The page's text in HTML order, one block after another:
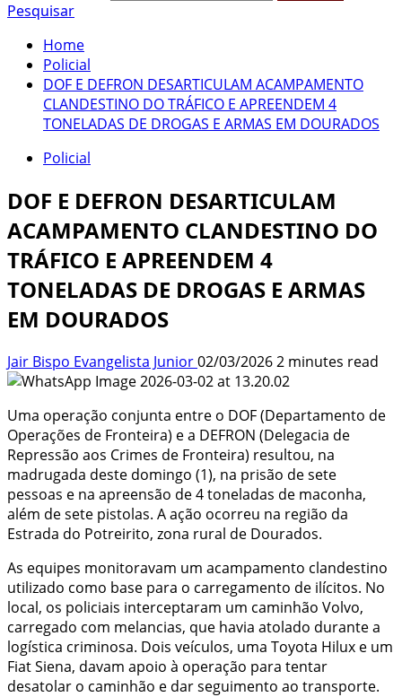
Pesquisar
Home
Policial
DOF E DEFRON DESARTICULAM ACAMPAMENTO
CLANDESTINO DO TRÁFICO E APREENDEM 4
TONELADAS DE DROGAS E ARMAS EM DOURADOS
Policial
DOF E DEFRON DESARTICULAM
ACAMPAMENTO CLANDESTINO DO
TRÁFICO E APREENDEM 4
TONELADAS DE DROGAS E ARMAS
EM DOURADOS
Jair Bispo Evangelista Junior02/03/20262 minutes read
Uma operação conjunta entre o DOF (Departamento de
Operações de Fronteira) e a DEFRON (Delegacia de
Repressão aos Crimes de Fronteira) resultou, na
madrugada deste domingo (1), na prisão de sete
pessoas e na apreensão de 4 toneladas de maconha,
além de sete pistolas. A ação ocorreu na região da
Estrada do Potreirito, zona rural de Dourados.
As equipes monitoravam um acampamento clandestino
utilizado como base para o carregamento de ilícitos. No
local, os policiais interceptaram um caminhão Volvo,
carregado com melancias, que havia atolado durante a
logística criminosa. Dois veículos, uma Toyota Hilux e um
Fiat Siena, davam apoio à operação para tentar
desatolar o caminhão e dar seguimento ao transporte.